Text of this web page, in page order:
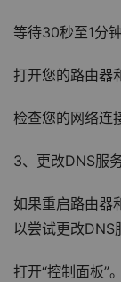
等待30秒至1分钟
打开您的路由器
检查您的网络连
3、更改DNS服
如果重启路由器
以尝试更改DNS
打开“控制面板”。